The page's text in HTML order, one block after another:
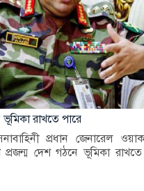
রাখতে পারে
প্রধান জেনারেল
দেশ গঠনে ভূমিকা